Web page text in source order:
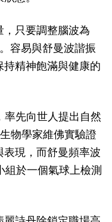
只要調整腦波為
容易與舒曼波諧振
精神飽滿與健康的
先向世人提出自然
物學家維佛實驗證
現，而舒曼頻率波
組於一個氣球上檢測